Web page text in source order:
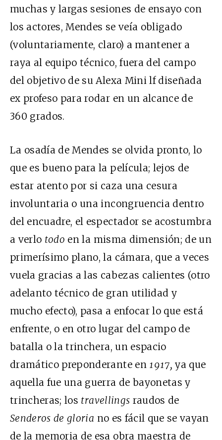
muchas y largas sesiones de ensayo con
los actores, Mendes se veía obligado
(voluntariamente, claro) a mantener a
raya al equipo técnico, fuera del campo
del objetivo de su Alexa Minilfdiseñada
ex profeso para rodar en un alcance de
360 grados.
La osadía de Mendes se olvida pronto, lo
que es bueno para la película; lejos de
estar atento por si caza una cesura
involuntaria o una incongruencia dentro
del encuadre, el espectador se acostumbra
a verlo todo en la misma dimensión; de un
primerísimo plano, la cámara, que a veces
vuela gracias a las cabezas calientes (otro
adelanto técnico de gran utilidad y
mucho efecto), pasa a enfocar lo que está
enfrente, o en otro lugar del campo de
batalla o la trinchera, un espacio
dramático preponderante en 1917, ya que
aquella fue una guerra de bayonetas y
trincheras; los travellings raudos de
Senderos de gloria no es fácil que se vayan
de la memoria de esa obra maestra de